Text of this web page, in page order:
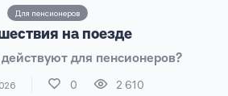
Для пенсионеров
на поезде
для пенсионеров?
0 2 610